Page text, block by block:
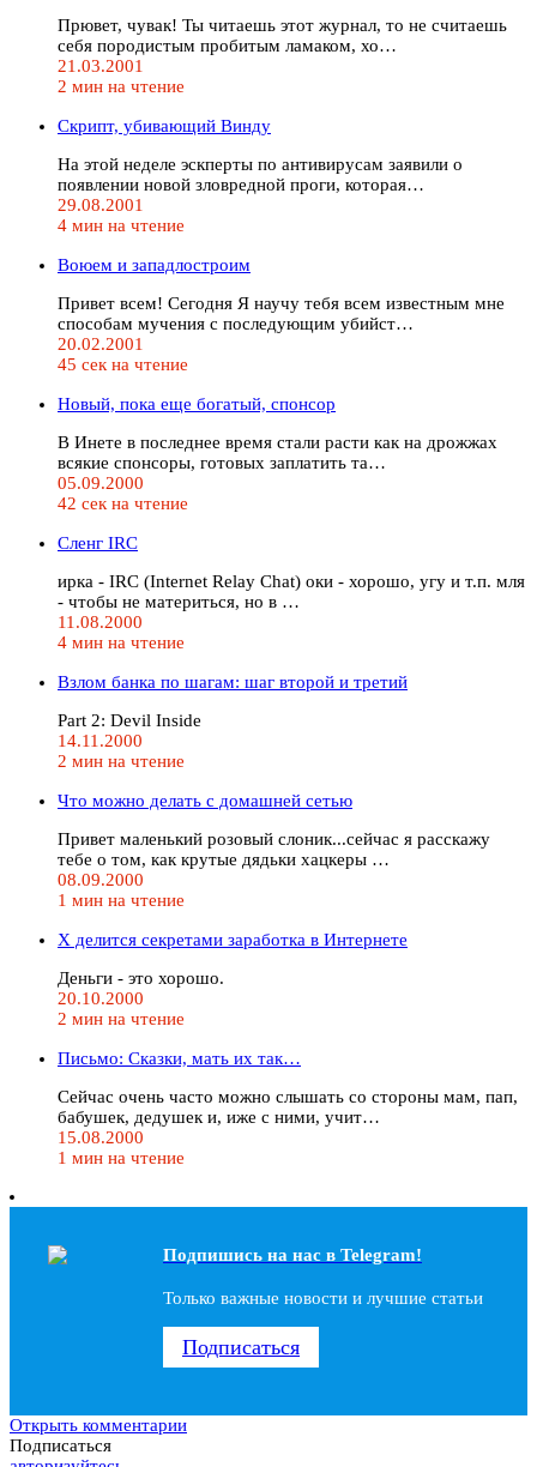
Прювет, чувак! Ты читаешь этот журнал, то не считаешь
себя породистым пробитым ламаком, хо…
21.03.2001
2 мин на чтение
Скрипт, убивающий Винду
На этой неделе эскперты по антивирусам заявили о
появлении новой зловредной проги, которая…
29.08.2001
4 мин на чтение
Воюем и западлостроим
Привет всем! Сегодня Я научу тебя всем известным мне
способам мучения с последующим убийст…
20.02.2001
45 сек на чтение
Новый, пока еще богатый, спонсор
В Инете в последнее время стали расти как на дрожжах
всякие спонсоры, готовых заплатить та…
05.09.2000
42 сек на чтение
Сленг IRC
ирка - IRC (Internet Relay Chat) оки - хорошо, угу и т.п. мля
- чтобы не материться, но в …
11.08.2000
4 мин на чтение
Взлом банка по шагам: шаг второй и третий
Part 2: Devil Inside
14.11.2000
2 мин на чтение
Что можно делать с домашней сетью
Привет маленький розовый слоник...сейчас я расскажу
тебе о том, как крутые дядьки хацкеры …
08.09.2000
1 мин на чтение
Х делится секретами заработка в Интернете
Деньги - это хорошо.
20.10.2000
2 мин на чтение
Письмо: Сказки, мать их так…
Сейчас очень часто можно слышать со стороны мам, пап,
бабушек, дедушек и, иже с ними, учит…
15.08.2000
1 мин на чтение
Подпишись на наc в Telegram!
Только важные новости и лучшие статьи
Подписаться
Открыть комментарии
Подписаться